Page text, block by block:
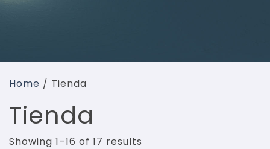
Home / Tienda
Tienda
Showing 1–16 of 17 results